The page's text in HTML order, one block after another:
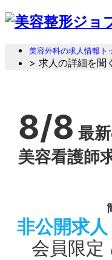
美容外科の求人情報ト
> 求人の詳細を聞く
8/8 最
美容看護師
非公開求人
会員限定